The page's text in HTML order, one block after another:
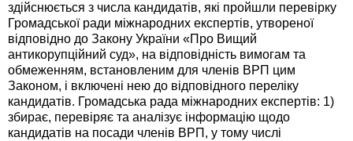
здійснюється з числа кандидатів, які пройшли перевірку
Громадської ради міжнародних експертів, утвореної
відповідно до Закону України «Про Вищий
антикорупційний суд», на відповідність вимогам та
обмеженням, встановленим для членів ВРП цим
Законом, і включені нею до відповідного переліку
кандидатів. Громадська рада міжнародних експертів: 1)
збирає, перевіряє та аналізує інформацію щодо
кандидатів на посади членів ВРП, у тому числі